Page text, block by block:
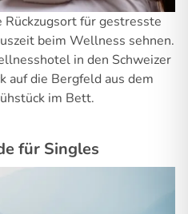
für gestresste
beim Wellness sehnen.
in den Schweizer
auf die Bergfeld aus dem
im Bett.
für Singles